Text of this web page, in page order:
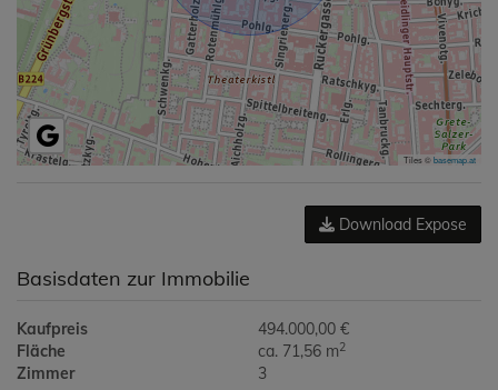
Tiles ©basemap.at
Download Expose
Basisdaten zur Immobilie
Kaufpreis
494.000,00 €
Fläche
ca. 71,56 m2
Zimmer 3